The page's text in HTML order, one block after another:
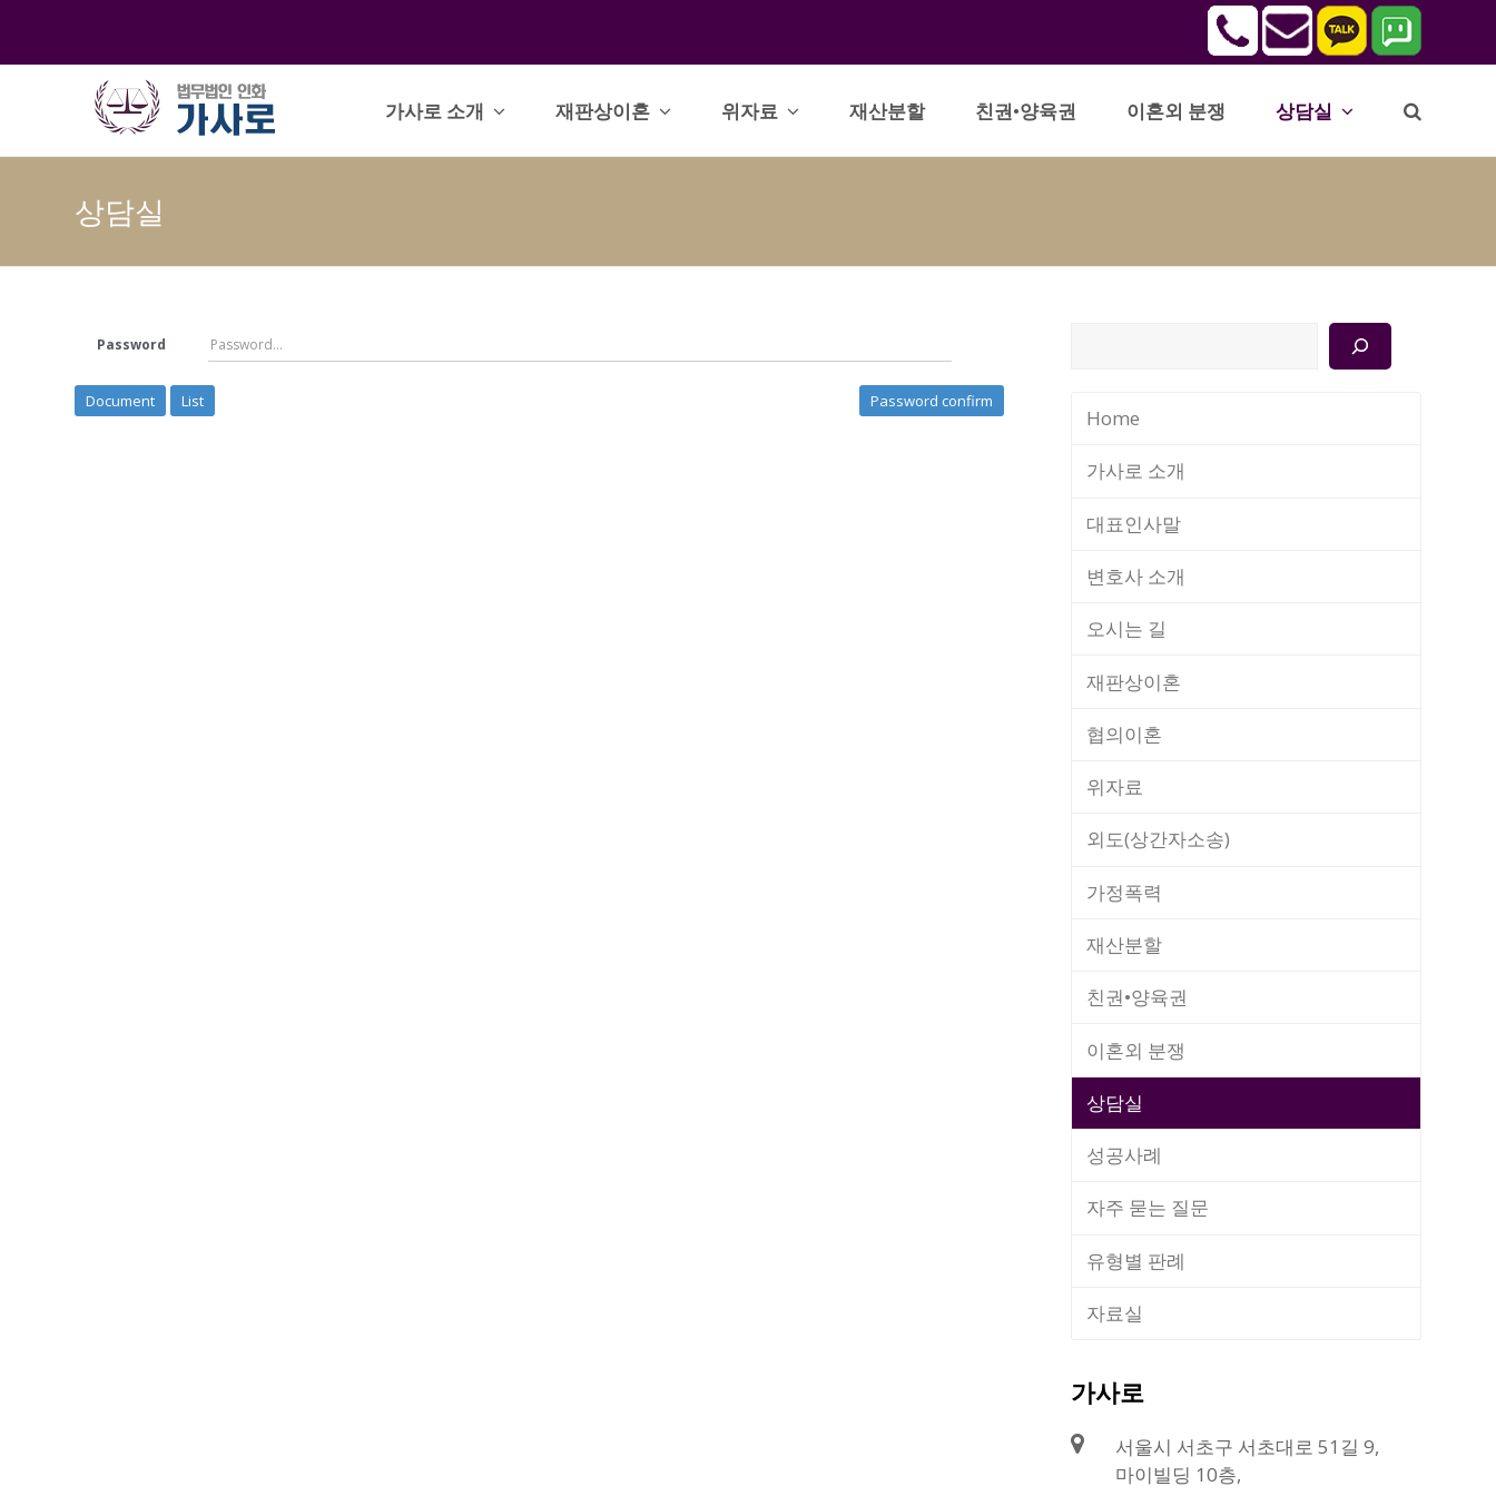
가사로 소개 재판상이혼 위자료 재산분할 친권•양육권 이혼외 분쟁 상담실
상담실
Password
Document List Password confirm
Home
가사로 소개
대표인사말
변호사 소개
오시는 길
재판상이혼
협의이혼
위자료
외도(상간자소송)
가정폭력
재산분할
친권•양육권
이혼외 분쟁
상담실
성공사례
자주 묻는 질문
유형별 판례
자료실
가사로
서울시 서초구 서초대로 51길 9,
마이빌딩 10층,